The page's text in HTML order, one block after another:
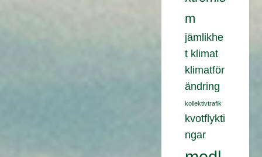
m
jämlikhe
t klimat
klimatför
ändring
kollektivtrafik
kvotflykti
ngar